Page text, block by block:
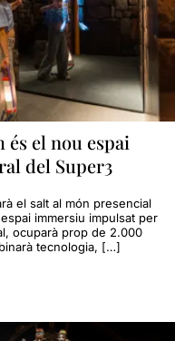
és el nou espai
del Super3
el salt al món presencial
immersiu impulsat per
ocuparà prop de 2.000
tecnologia, […]